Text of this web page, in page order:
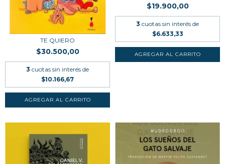
TE QUIERO
$30.500,00
3 cuotas sin interés de
$10.166,67
$19.900,00
3 cuotas sin interés de
$6.633,33